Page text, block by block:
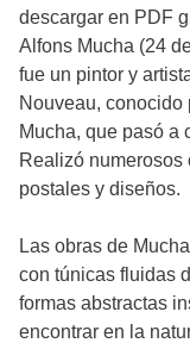
descargar en PDF
Alfons Mucha (24
fue un pintor y
Nouveau,
Mucha, que pasó a
Realizó numerosos
postales y diseños.
Las obras de
con túnicas fluidas
formas abstractas
encontrar en la